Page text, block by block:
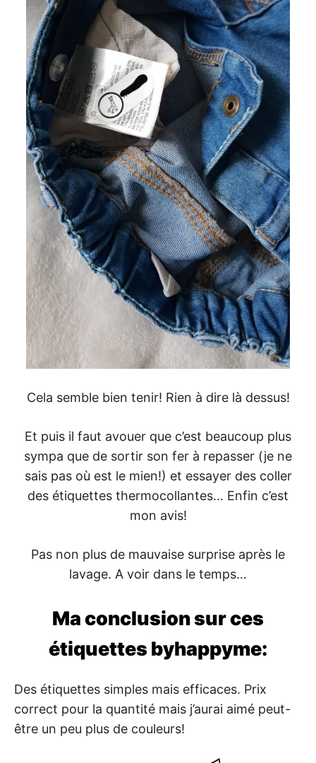
Cela semble bien tenir! Rien à dire là dessus!
Et puis il faut avouer que c’est beaucoup plus
sympa que de sortir son fer à repasser (je ne
sais pas où est le mien!) et essayer des coller
des étiquettes thermocollantes… Enfin c’est
mon avis!
Pas non plus de mauvaise surprise après le
lavage. A voir dans le temps…
Ma conclusion sur ces
étiquettes byhappyme:
Des étiquettes simples mais efficaces. Prix
correct pour la quantité mais j’aurai aimé peut-
être un peu plus de couleurs!